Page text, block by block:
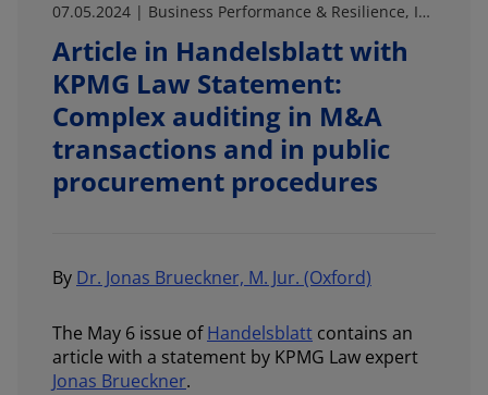
07.05.2024 | Business Performance & Resilience, In the media
Article in Handelsblatt with
KPMG Law Statement:
Complex auditing in M&A
transactions and in public
procurement procedures
By Dr. Jonas Brueckner, M. Jur. (Oxford)
The May 6 issue ofHandelsblatt contains an
article with a statement by KPMG Law expert
Jonas Brueckner.